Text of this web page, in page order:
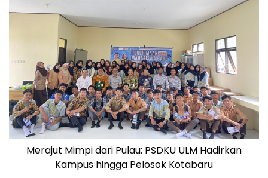
Merajut Mimpi dari Pulau: PSDKU ULM Hadirkan
Kampus hingga Pelosok Kotabaru